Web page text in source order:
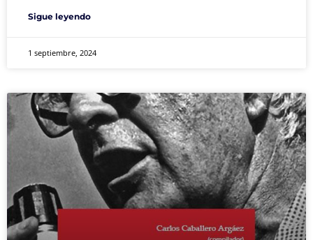
Sigue leyendo
1 septiembre, 2024